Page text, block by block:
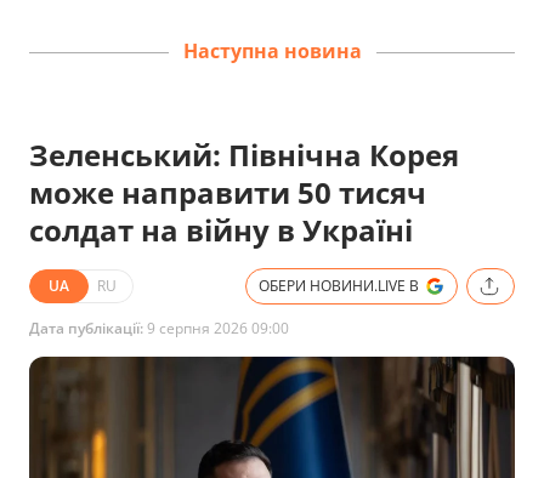
Наступна новина
Зеленський: Північна Корея
може направити 50 тисяч
солдат на війну в Україні
UA RU ОБЕРИ НОВИНИ.LIVE В
Дата публікації:9 серпня 2026 09:00